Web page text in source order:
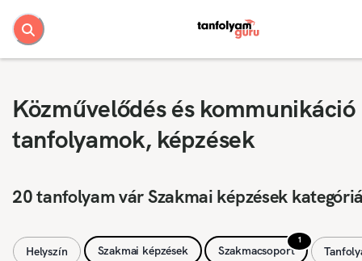
Közművelődés és kommunikáció
tanfolyamok, képzések
20 tanfolyam vár Szakmai képzések
Helyszín Szakmai képzések
1
Szakmacsoport